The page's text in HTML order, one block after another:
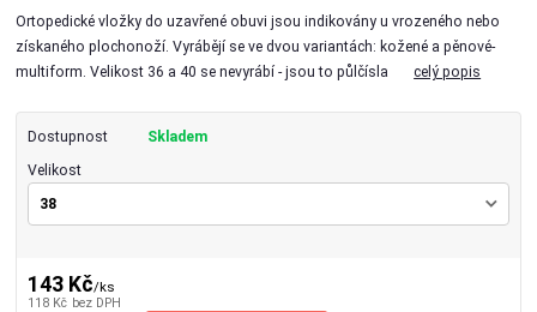
Ortopedické vložky do uzavřené obuvi jsou indikovány u vrozeného nebo
získaného plochonoží. Vyrábějí se ve dvou variantách: kožené a pěnové-
multiform. Velikost 36 a 40 se nevyrábí - jsou to půlčíslacelý popis
Dostupnost Skladem
Velikost
143 Kč/ks
118 Kč bez DPH